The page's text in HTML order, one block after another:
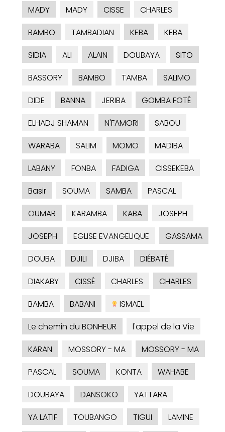
MADY
MADY CISSE
CHARLES
BAMBO
TAMBADIAN KEBA
KEBA
SIDIA
ALI ALAIN DOUBAYA
SITO
BASSORY
BAMBO TAMBA
SALIMO
DIDE
BANNA JERIBA
GOMBA FOTÉ
ELHADJ SHAMAN
N'FAMORI
SABOU
WARABA
SALIM MOMO
MADIBA
LABANY
FONBA FADIGA
CISSEKEBA
Basir
SOUMA SAMBA
PASCAL
OUMAR
KARAMBA KABA
JOSEPH
JOSEPH
EGLISE EVANGELIQUE
GASSAMA
DOUBA
DJILI DJIBA
DIÉBATÉ
DIAKABY
CISSÉ CHARLES
CHARLES
BAMBA
BABANI
ISMAËL
Le chemin du BONHEUR
l'appel de la Vie
KARAN
MOSSORY - MA
MOSSORY - MA
PASCAL
SOUMA KONTA
WAHABE
DOUBAYA
DANSOKO
YATTARA
YA LATIF
TOUBANGO TIGUI LAMINE